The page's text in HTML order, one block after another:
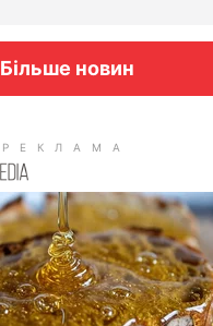
Більше новин